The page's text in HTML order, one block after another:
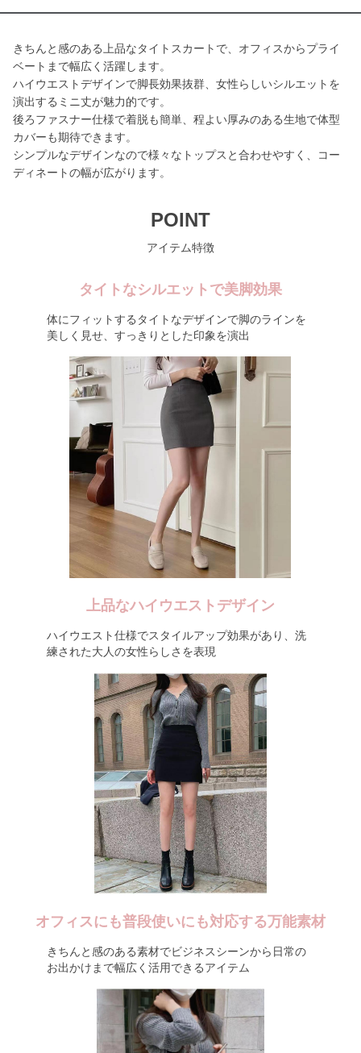
きちんと感のある上品なタイトスカートで、オフィスからプライ
ベートまで幅広く活躍します。
ハイウエストデザインで脚長効果抜群、女性らしいシルエットを
演出するミニ丈が魅力的です。
後ろファスナー仕様で着脱も簡単、程よい厚みのある生地で体型
カバーも期待できます。
シンプルなデザインなので様々なトップスと合わせやすく、コー
ディネートの幅が広がります。
POINT
アイテム特徴
タイトなシルエットで美脚効果
体にフィットするタイトなデザインで脚のラインを
美しく見せ、すっきりとした印象を演出
上品なハイウエストデザイン
ハイウエスト仕様でスタイルアップ効果があり、洗
練された大人の女性らしさを表現
オフィスにも普段使いにも対応する万能素材
きちんと感のある素材でビジネスシーンから日常の
お出かけまで幅広く活用できるアイテム